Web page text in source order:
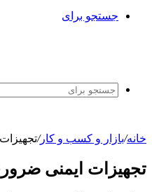
جستجو برای
خانه/بازار و کسب و کار/
تجهیزات ایمنی